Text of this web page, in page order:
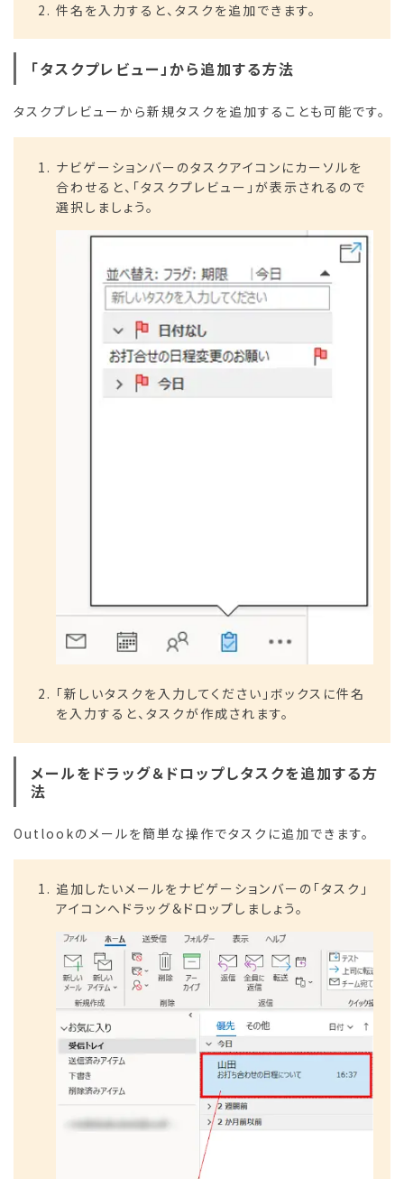
件名を入力すると、タスクを追加できます。
「タスクプレビュー」から追加する方法
タスクプレビューから新規タスクを追加することも可能です。
ナビゲーションバーのタスクアイコンにカーソルを
合わせると、「タスクプレビュー」が表示されるので
選択しましょう。
「新しいタスクを入力してください」ボックスに件名
を入力すると、タスクが作成されます。
メールをドラッグ＆ドロップしタスクを追加する方
法
Outlookのメールを簡単な操作でタスクに追加できます。
追加したいメールをナビゲーションバーの「タスク」
アイコンへドラッグ＆ドロップしましょう。